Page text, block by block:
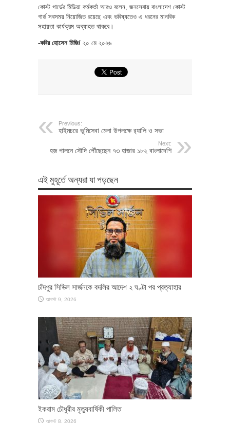
কোস্ট গার্ডের মিডিয়া কর্মকর্তা আরও বলেন, জনসেবায় বাংলাদেশ কোস্ট
গার্ড সবসময় নিয়োজিত রয়েছে এবং ভবিষ্যতেও এ ধরনের মানবিক
সহায়তা কার্যক্রম অব্যাহত থাকবে।
-কবির হোসেন মিজি/ ২০ মে ২০২৬
Previous:
হাইমচরে ভূমিসেবা মেলা উপলক্ষে র‍্যালি ও সভা
Next:
হজ পালনে সৌদি পৌঁছেছেন ৭৩ হাজার ১৮২ বাংলাদেশি
এই মুহূর্তে অন্যরা যা পড়ছেন
চাঁদপুর সিভিল সার্জনকে বদলির আদেশ ২ ঘণ্টা পর প্রত্যাহার
আগস্ট 9, 2026
ইকরাম চৌধুরীর মৃত্যুবার্ষিকী পালিত
আগস্ট 8, 2026